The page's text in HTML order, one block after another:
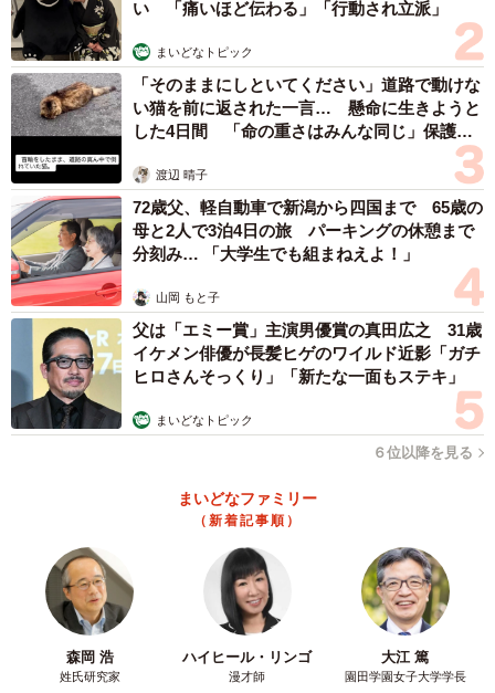
い 「痛いほど伝わる」「行動され立派」
まいどなトピック
「そのままにしといてください」道路で動けな
い猫を前に返された一言… 懸命に生きようと
した4日間 「命の重さはみんな同じ」保護団
渡辺 晴子
72歳父、軽自動車で新潟から四国まで 65歳の
母と2人で3泊4日の旅 パーキングの休憩まで
分刻み… 「大学生でも組まねえよ！」
山岡 もと子
父は「エミー賞」主演男優賞の真田広之 31歳
イケメン俳優が長髪ヒゲのワイルド近影「ガチ
ヒロさんそっくり」「新たな一面もステキ」
まいどなトピック
６位以降を見る
まいどなファミリー
（新着記事順）
森岡 浩
姓氏研究家
ハイヒール・リンゴ
漫才師
大江 篤
園田学園女子大学学長